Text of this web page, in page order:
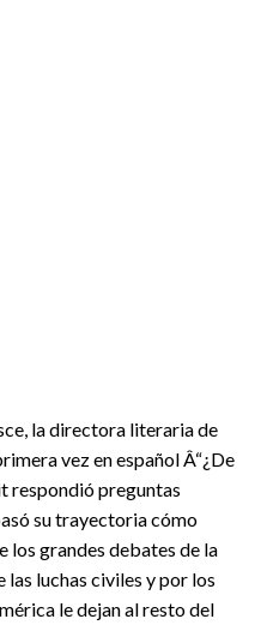
la directora literaria de
vez en español Â“¿De
respondió preguntas
su trayectoria cómo
los grandes debates de la
las luchas civiles y por los
le dejan al resto del